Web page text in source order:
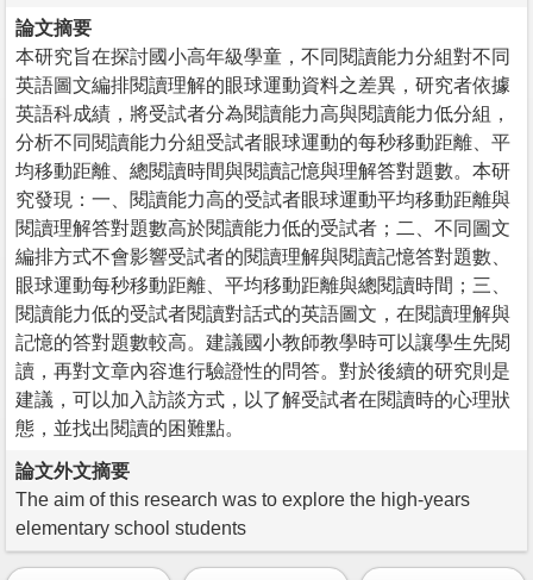
論文摘要
本研究旨在探討國小高年級學童，不同閱讀能力分組對不同
英語圖文編排閱讀理解的眼球運動資料之差異，研究者依據
英語科成績，將受試者分為閱讀能力高與閱讀能力低分組，
分析不同閱讀能力分組受試者眼球運動的每秒移動距離、平
均移動距離、總閱讀時間與閱讀記憶與理解答對題數。本研
究發現：一、閱讀能力高的受試者眼球運動平均移動距離與
閱讀理解答對題數高於閱讀能力低的受試者；二、不同圖文
編排方式不會影響受試者的閱讀理解與閱讀記憶答對題數、
眼球運動每秒移動距離、平均移動距離與總閱讀時間；三、
閱讀能力低的受試者閱讀對話式的英語圖文，在閱讀理解與
記憶的答對題數較高。建議國小教師教學時可以讓學生先閱
讀，再對文章內容進行驗證性的問答。對於後續的研究則是
建議，可以加入訪談方式，以了解受試者在閱讀時的心理狀
態，並找出閱讀的困難點。
論文外文摘要
The aim of this research was to explore the high-years
elementary school students